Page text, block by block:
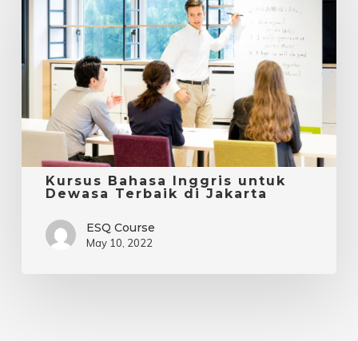
Inggris
untuk
Dewasa
Jakarta
Kursus Bahasa Inggris untuk
Dewasa Terbaik di Jakarta
ESQ Course
May 10, 2022